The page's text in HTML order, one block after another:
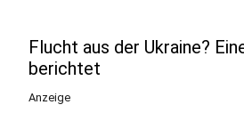
Flucht aus der Ukraine?
berichtet
Anzeige